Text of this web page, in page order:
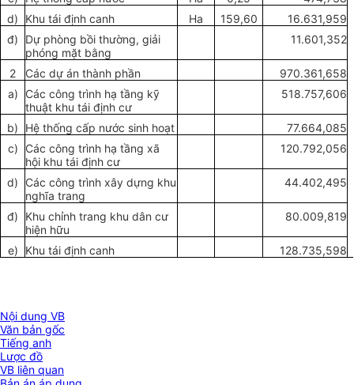
d)
Khu tái định canh Ha 159,60
16.631,959
đ)
Dự phòng bồi thường, giải
phóng mặt bằng
11.601,352
2 Các dự án thành phần
970.361,658
a)
Các công trình hạ tầng kỹ
thuật khu tái định cư
518.757,606
b) Hệ thống cấp nước sinh hoạt
77.664,085
c)
Các công trình hạ tầng xã
hội khu tái định cư
120.792,056
d)
Các công trình xây dựng khu
nghĩa trang
44.402,495
đ)
Khu chỉnh trang khu dân cư
hiện hữu
80.009,819
e) Khu tái định canh 128.735,598
Nội dung VB
Văn bản gốc
Tiếng anh
Lược đồ
VB liên quan